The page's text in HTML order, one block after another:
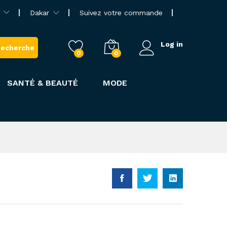
Dakar Suivez votre commande
0 0
Log in
SANTÉ & BEAUTÉ MODE